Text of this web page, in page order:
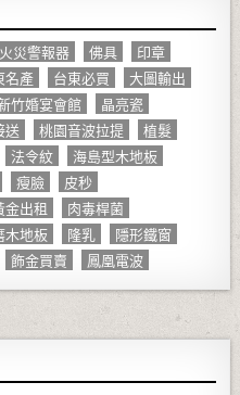
災警報器 佛具
印章
名產 台東必買
大圖輸出
竹婚宴會館
晶亮瓷
送 桃園音波拉提
植髮
法令紋
海島型木地板
瘦臉
皮秒
金出租
肉毒桿菌
木地板 隆乳
隱形鐵窗
飾金買賣 鳳凰電波